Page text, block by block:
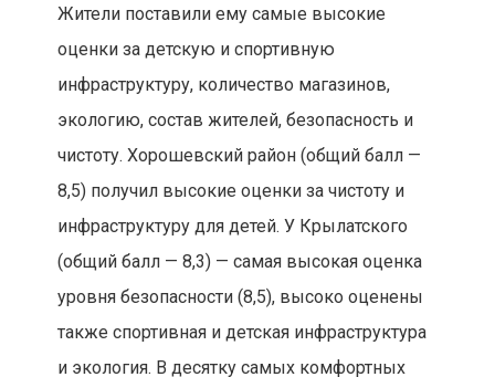
Жители поставили ему самые высокие
оценки за детскую и спортивную
инфраструктуру, количество магазинов,
экологию, состав жителей, безопасность и
чистоту. Хорошевский район (общий балл —
8,5) получил высокие оценки за чистоту и
инфраструктуру для детей. У Крылатского
(общий балл — 8,3) — самая высокая оценка
уровня безопасности (8,5), высоко оценены
также спортивная и детская инфраструктура
и экология. В десятку самых комфортных